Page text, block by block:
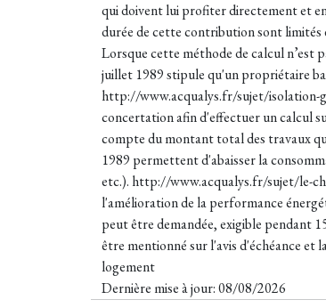
qui doivent lui profiter directement et
durée de cette contribution sont limités
Lorsque cette méthode de calcul n’est
juillet 1989 stipule qu'un propriétaire
http://www.acqualys.fr/sujet/isolation-
concertation afin d'effectuer un calcul
compte du montant total des travaux
1989 permettent d'abaisser la
etc.). http://www.acqualys.fr/sujet/le-
l'amélioration de la performance
peut être demandée, exigible pendant
être mentionné sur l'avis d'échéance
logement
Dernière mise à jour: 08/08/2026